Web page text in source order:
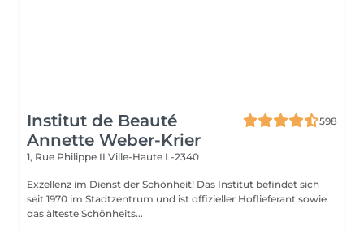
Institut de Beauté
Annette Weber-Krier
598
1, Rue Philippe II Ville-Haute L-2340
Exzellenz im Dienst der Schönheit! Das Institut befindet sich
seit 1970 im Stadtzentrum und ist offizieller Hoflieferant sowie
das älteste Schönheits...